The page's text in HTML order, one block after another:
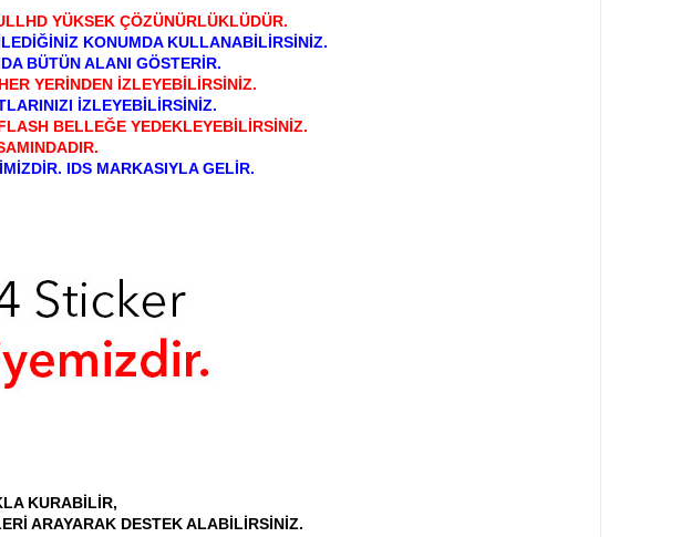
YÜKSEK ÇÖZÜNÜRLÜKLÜDÜR.
KONUMDA KULLANABİLİRSİNİZ.
BÜTÜN ALANI GÖSTERİR.
YERİNDEN İZLEYEBİLİRSİNİZ.
İZLEYEBİLİRSİNİZ.
BELLEĞE YEDEKLEYEBİLİRSİNİZ.
IDS MARKASIYLA GELİR.
KURABİLİR,
ARAYARAK DESTEK ALABİLİRSİNİZ.